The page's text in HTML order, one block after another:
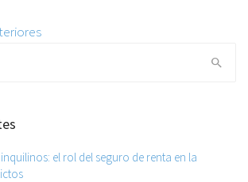
el rol del seguro de renta en la